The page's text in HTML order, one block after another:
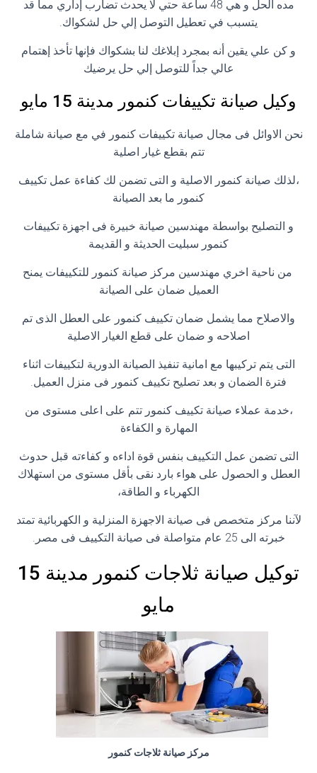
مده الحل و هي 48 ساعة حتي لا يحدث تضارب إداري مما قد
يتسبب في تعطيل التوصل إلي حل لشكواك.
و كن علي يقين أنه بمجرد إبلاغك لنا بشكواك فإنها تأخذ إهتمام
عالي جداً للتوصل إلي حل يرضيك
وكيل صيانة تكييفات كنمور مدينة 15 مايو
نحن الاوائل فى مجال صيانة تكييفات كنمور في مع صيانة شاملة
تتم بقطع غيار اصلية
،لذلك صيانة كنمور الاصلية و التى تضمن لك كفاءة عمل تكييف
كنمور ما بعد الصيانة
و التصليح بواسطة مهندسين صيانة خبيرة فى اجهزة تكييفات
كنمور سبليت الحديثة و القديمة
من ناحية اخري مهندسين مركز صيانة كنمور للتكييفات يمنح
العميل ضمان على الصيانة
والاصلاح مما يشمل ضمان تكييف كنمور على العطل الذى تم
اصلاحه و ضمان على قطع الغيار الاصلية
التى يتم تركيبها مع امانية تنفيذ الصيانة الدورية لتكييفات اثناء
فترة الضمان و بعد تصليح تكييف كنمور فى منزل العميل.
،خدمة عملاء صيانة تكييف كنمور تتم على اعلى مستوى من
المهارة و الكفاءة
التى تضمن عمل التكييف بنفس قوة اداءه و كفاءته قبل حدوث
العطل و الحصول على هواء بارد نقى بأقل مستوى من استهلاك
الكهرباء و الطاقة،
لآننا مركز متخصص فى صيانة الاجهزة المنزلية و الكهربائية تمتد
خبرته الى 25 عام متواصلة فى صيانة التكييف فى مصر.
توكيل صيانة ثلاجات كنمور مدينة 15
مايو
مركز صيانة ثلاجات كنمور